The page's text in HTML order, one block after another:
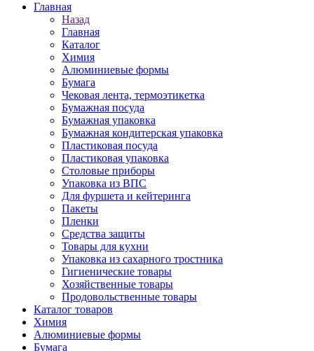
Главная
Назад
Главная
Каталог
Химия
Алюминиевые формы
Бумага
Чековая лента, термоэтикетка
Бумажная посуда
Бумажная упаковка
Бумажная кондитерская упаковка
Пластиковая посуда
Пластиковая упаковка
Столовые приборы
Упаковка из ВПС
Для фуршета и кейтеринга
Пакеты
Пленки
Средства защиты
Товары для кухни
Упаковка из сахарного тростника
Гигиенические товары
Хозяйственные товары
Продовольственные товары
Каталог товаров
Химия
Алюминиевые формы
Бумага